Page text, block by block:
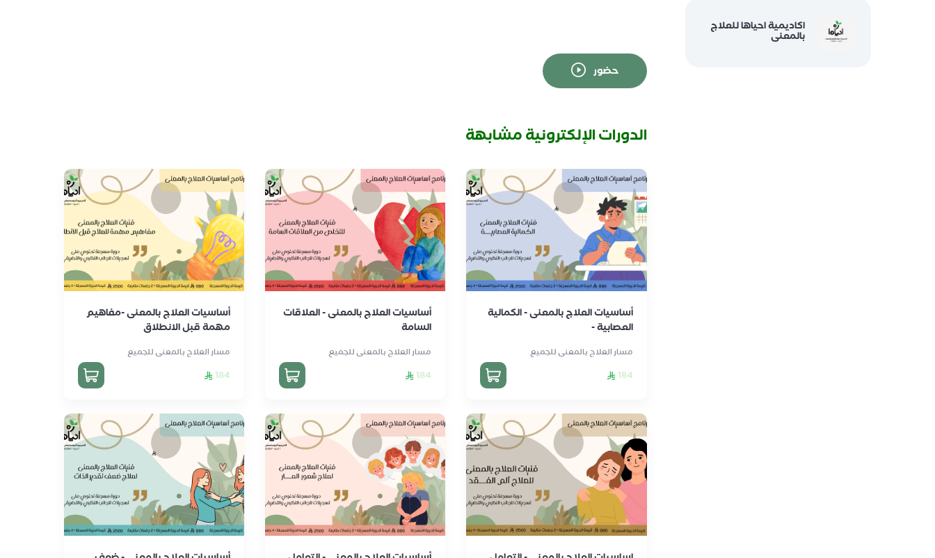
اكاديمية احياها للعلاج
بالمعنى
حضور
الدورات الإلكترونية مشابهة
أساسيات العلاج بالمعنى - الكمالية
العصابية -
مسار العلاج بالمعنى للجميع
184
أساسيات العلاج بالمعنى - العلاقات
السامة
مسار العلاج بالمعنى للجميع
184
أساسيات العلاج بالمعنى -مفاهيم
مهمة قبل الانطلاق
مسار العلاج بالمعنى للجميع
184